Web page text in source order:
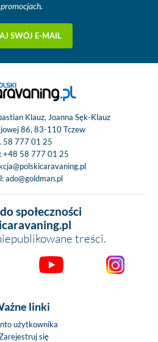
promocjach.
SWÓJ E-MAIL
Klauz, Joanna Sęk-Klauz
86, 83-110 Tczew
58 777 01 25
+48 58 777 01 25
ado@goldman.pl
społeczności
treści.
linki
użytkownika
się